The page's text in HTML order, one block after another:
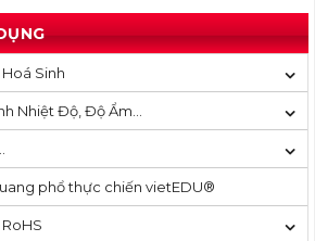
Sinh
Nhiệt Độ, Độ Ẩm…
phổ thực chiến vietEDU®